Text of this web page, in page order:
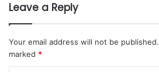
Leave a Reply
Your email address will not be published.
marked *